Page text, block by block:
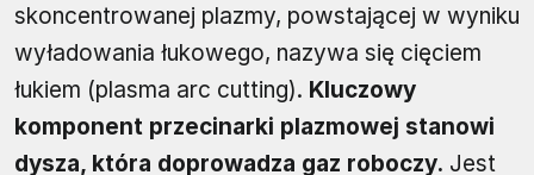
skoncentrowanej plazmy, powstającej w wyniku
wyładowania łukowego, nazywa się cięciem
łukiem (plasma arc cutting). Kluczowy
komponent przecinarki plazmowej stanowi
dysza, która doprowadza gaz roboczy. Jest